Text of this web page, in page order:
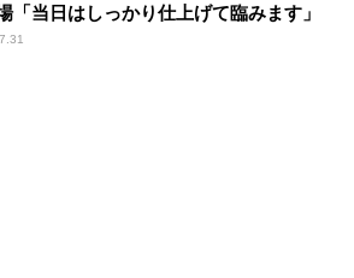
「当日はしっかり仕上げて臨みます」